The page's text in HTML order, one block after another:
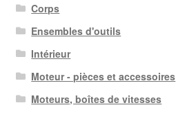
Corps
Ensembles d'outils
Intérieur
Moteur - pièces et accessoires
Moteurs, boîtes de vitesses